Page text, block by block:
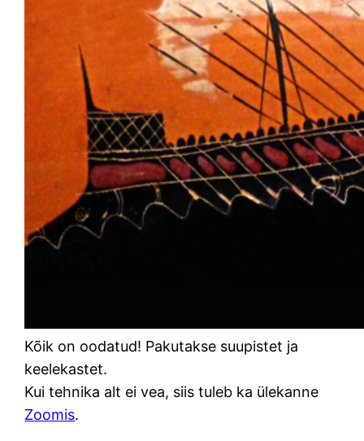
Kõik on oodatud! Pakutakse suupistet ja
keelekastet.
Kui tehnika alt ei vea, siis tuleb ka ülekanne
Zoomis.